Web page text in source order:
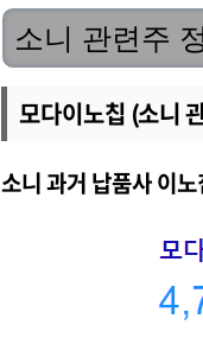
소니 관련주
모다이노칩 (소니
소니 과거 납품사 이